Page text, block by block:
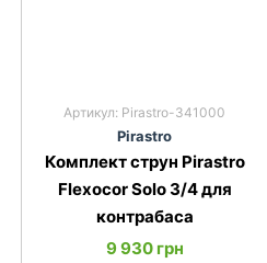
Артикул: Pirastro-341000
Pirastro
Комплект струн Pirastro
Flexocor Solo 3/4 для
контрабаса
9 930 грн